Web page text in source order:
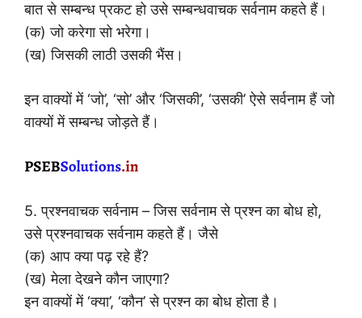
बात से सम्बन्ध प्रकट हो उसे सम्बन्धवाचक सर्वनाम कहते हैं।
(क) जो करेगा सो भरेगा।
(ख) जिसकी लाठी उसकी भैंस।
इन वाक्यों में ‘जो’, ‘सो’ और ‘जिसकी’, ‘उसकी’ ऐसे सर्वनाम हैं जो
वाक्यों में सम्बन्ध जोड़ते हैं।
5. प्रश्नवाचक सर्वनाम – जिस सर्वनाम से प्रश्न का बोध हो,
उसे प्रश्नवाचक सर्वनाम कहते हैं। जैसे
(क) आप क्या पढ़ रहे हैं?
(ख) मेला देखने कौन जाएगा?
इन वाक्यों में ‘क्या’, ‘कौन’ से प्रश्न का बोध होता है।